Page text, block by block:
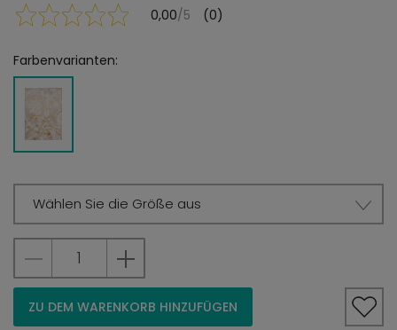
0,00/5 (0)
Farbenvarianten:
Wählen Sie die Größe aus
ZU DEM WARENKORB HINZUFÜGEN